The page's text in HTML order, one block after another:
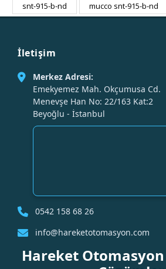
snt-915-b-nd
mucco snt-915-b-nd
İletişim
Merkez Adresi:
Emekyemez Mah. Okçumusa Cd.
Menevşe Han No: 22/163 Kat:2
Beyoğlu - İstanbul
0542 158 68 26
info@hareketotomasyon.com
Hareket